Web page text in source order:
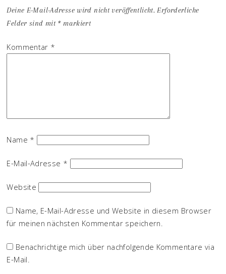
Deine E-Mail-Adresse wird nicht veröffentlicht. Erforderliche
Felder sind mit *markiert
Kommentar *
Name *
E-Mail-Adresse *
Website
Name, E-Mail-Adresse und Website in diesem Browser
für meinen nächsten Kommentar speichern.
Benachrichtige mich über nachfolgende Kommentare via
E-Mail.